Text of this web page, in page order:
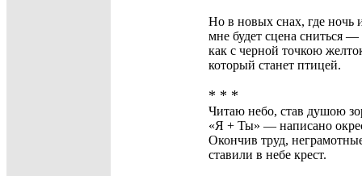
Но в новых снах, где ночь
мне будет сцена сниться —
как с черной точкою
который станет птицей.
* * *
Читаю небо, став душою
«Я + Ты» — написано
Окончив труд,
ставили в небе крест.